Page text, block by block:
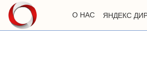
О НАС ЯНДЕКС